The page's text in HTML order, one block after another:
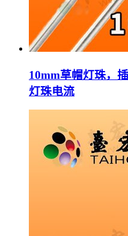
10mm草帽灯珠，
灯珠电流